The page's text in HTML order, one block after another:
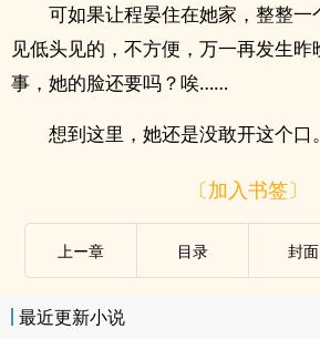
可如果让程晏住在她家，整整一
见低头见的，不方便，万一再发生
事，她的脸还要吗？唉……
想到这里，她还是没敢开这个口。
〔加入书签〕
上ー章 目录 封面
最近更新小说